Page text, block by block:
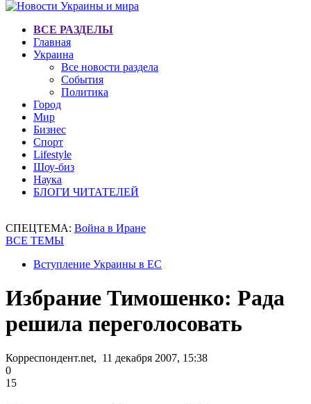
ВСЕ РАЗДЕЛЫ
Главная
Украина
Все новости раздела
События
Политика
Город
Мир
Бизнес
Спорт
Lifestyle
Шоу-биз
Наука
БЛОГИ ЧИТАТЕЛЕЙ
СПЕЦТЕМА: Война в Иране
ВСЕ ТЕМЫ
Вступление Украины в ЕС
Избрание Тимошенко: Рада
решила переголосовать
Корреспондент.net, 11 декабря 2007, 15:38
0
15